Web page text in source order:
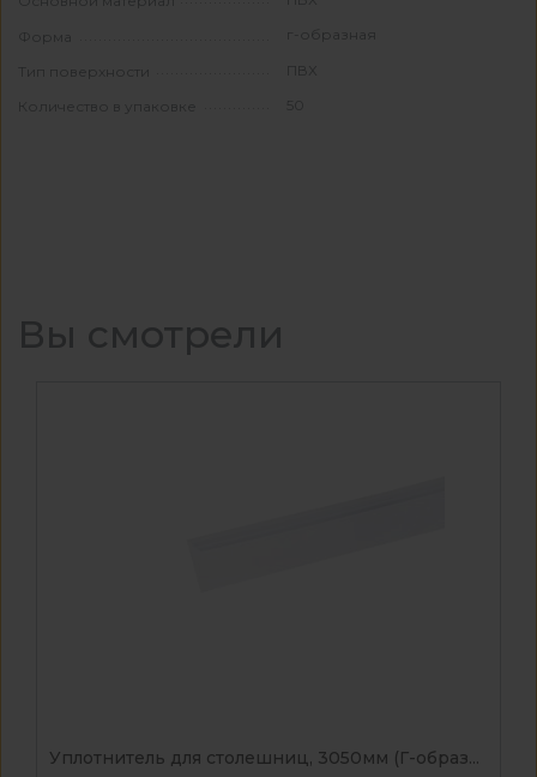
Форма г-образная
Тип поверхности ПВХ
Количество в упаковке 50
Вы смотрели
Уплотнитель для столешниц, 3050мм (Г-образ...